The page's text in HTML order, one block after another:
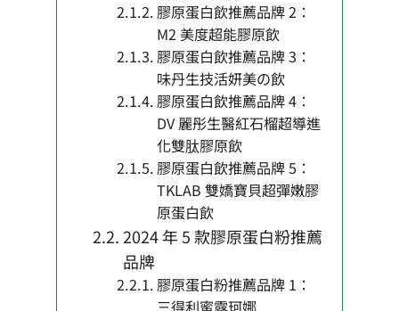
膠原蛋白飲推薦品牌 2：
M2 美度超能膠原飲
膠原蛋白飲推薦品牌 3：
味丹生技活妍美の飲
膠原蛋白飲推薦品牌 4：
DV 麗彤生醫紅石榴超導進
化雙肽膠原飲
膠原蛋白飲推薦品牌 5：
TKLAB 雙嬌寶貝超彈嫩膠
原蛋白飲
2024 年 5 款膠原蛋白粉推薦
品牌
膠原蛋白粉推薦品牌 1：
三得利蜜露珂娜